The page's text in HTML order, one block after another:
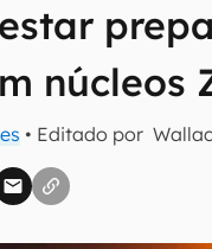
núcleos
• Editado por
inteligente do
do Canaltech e